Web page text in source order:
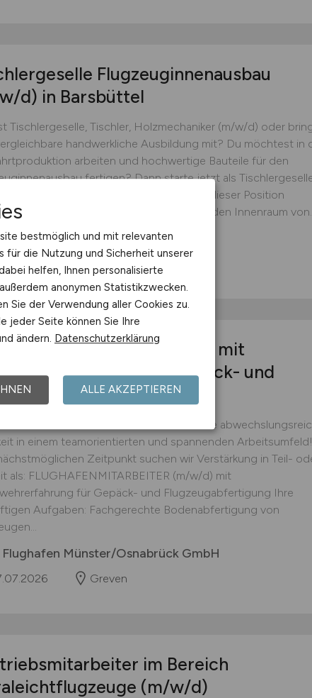
Flugzeuginnenausbau
d) in Barsbüttel
Tischlergeselle, Tischler, Holzmechaniker (m/w/d) oder
handwerkliche Ausbildung mit? Du möchtest in
arbeiten und hochwertige Bauteile für den
fertigen? Dann starte jetzt als
(m/w/d) in Barsbüttel. In dieser Position
du die Produktion von Bauteilen für den Innenraum
GmbH
5 Tagen Barsbüttel
(m/w/d)
mit
für Gepäck- und
Sie ins #team FMO! Auf Sie wartet eine
in einem teamorientierten und spannenden Arbeitsumfeld!
Zeitpunkt suchen wir Verstärkung in Teil-
als: FLUGHAFENMITARBEITER (m/w/d) mit
für Gepäck- und Flugzeugabfertigung Ihre
Aufgaben: Fachgerechte Bodenabfertigung von
Flughafen Münster/Osnabrück GmbH
Greven
im Bereich
(m/w/d)
bestmöglich und mit relevanten
für die Nutzung und Sicherheit unserer
helfen, Ihnen personalisierte
anonymen Statistikzwecken.
Sie der Verwendung aller Cookies zu.
jeder Seite können Sie Ihre
ändern. Datenschutzerklärung
ALLE AKZEPTIEREN